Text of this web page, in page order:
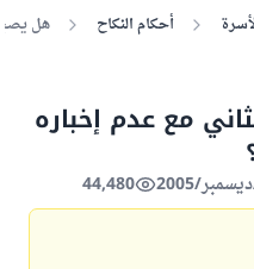
أحكام النكاح هل يصح
مع عدم إخباره
44,480